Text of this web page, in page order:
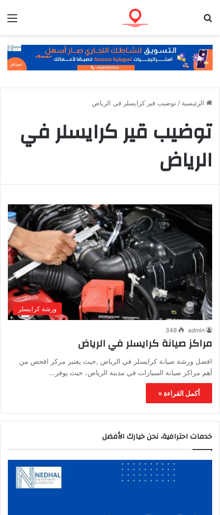
الرئيسية / توضيب قير كرايسلر في الرياض
توضيب قير كرايسلر في
الرياض
ورشة كرايسلر
admin
348
مراكز صيانة كرايسلر في الرياض
افضل ورشة صيانة كرايسلر في الرياض ,حيث يعتبر مركز افحص من
أهم مراكز صيانة السيارات في مدينة الرياض، حيث يوفر…
أكمل القراءة »
خدمات احترافية، نحن خيارك الأفضل